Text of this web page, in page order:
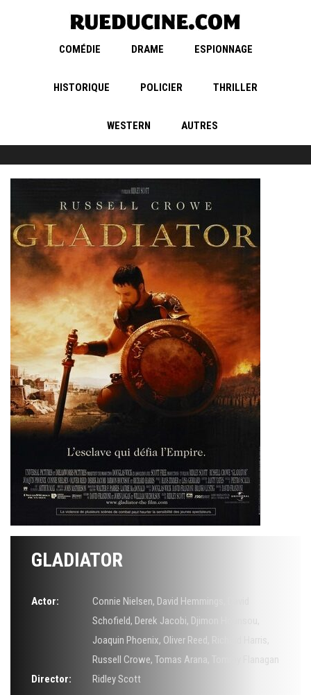
COMÉDIE DRAME ESPIONNAGE
HISTORIQUE POLICIER THRILLER
WESTERN AUTRES
GLADIATOR
Actor: Connie Nielsen, David Hemmings
Schofield, Derek Jacobi, Djimon Hounsou
Joaquin Phoenix, Oliver Reed Richard Harris,
Russell Crowe, Tomas Arana
Tommy Flanagan
Director:
Ridley Scott